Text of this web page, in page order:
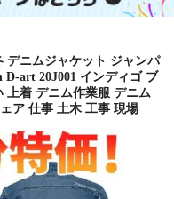
デニムジャケット ジャンパ
art 20J001 インディゴ ブ
上着 デニム作業服 デニム
ア 仕事 土木 工事 現場